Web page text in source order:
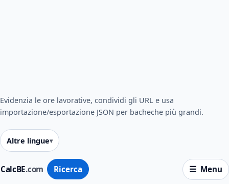
CalcBE.com Ricerca Menu
Evidenzia le ore lavorative, condividi gli URL e usa
importazione/esportazione JSON per bacheche più grandi.
Altre lingue